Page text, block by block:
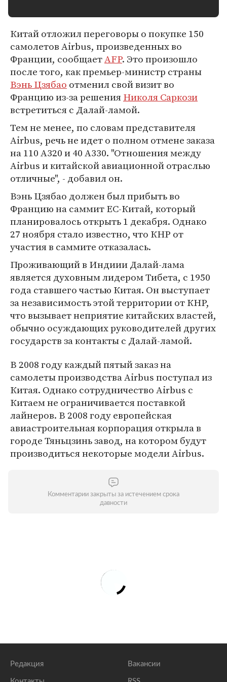
Китай отложил переговоры о покупке 150
самолетов Airbus, произведенных во
Франции, сообщаетAFP. Это произошло
после того, как премьер-министр страны
Вэнь Цзябао отменил свой визит во
Францию из-за решенияНиколя Саркози
встретиться с Далай-ламой.
Тем не менее, по словам представителя
Airbus, речь не идет о полном отмене заказа
на 110 A320 и 40 А330. "Отношения между
Airbus и китайской авиационной отраслью
отличные", - добавил он.
Вэнь Цзябао должен был прибыть во
Францию на саммит ЕС-Китай, который
планировалось открыть 1 декабря. Однако
27 ноября стало известно, что КНР от
участия в саммите отказалась.
Проживающий в Индиии Далай-лама
является духовным лидером Тибета, с 1950
года ставшего частью Китая. Он выступает
за независимость этой территории от КНР,
что вызывает неприятие китайских властей,
обычно осуждающих руководителей других
государств за контакты с Далай-ламой.
В 2008 году каждый пятый заказ на
самолеты производства Airbus поступал из
Китая. Однако сотрудничество Airbus с
Китаем не ограничивается поставкой
лайнеров. В 2008 году европейская
авиастроительная корпорация открыла в
городе Тяньцзинь завод, на котором будут
производиться некоторые модели Airbus.
Комментарии закрыты за истечением срока
давности
Редакция Вакансии